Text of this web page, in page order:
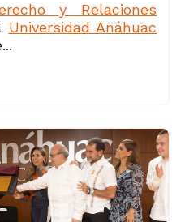
y Relaciones
Universidad Anáhuac